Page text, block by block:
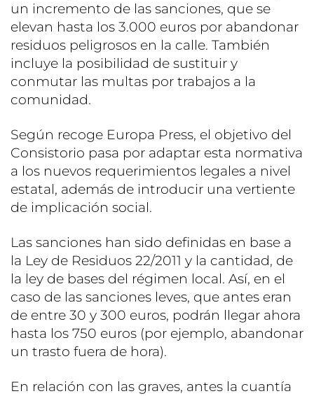
un incremento de las sanciones, que se
elevan hasta los 3.000 euros por abandonar
residuos peligrosos en la calle. También
incluye la posibilidad de sustituir y
conmutar las multas por trabajos a la
comunidad.
Según recoge Europa Press, el objetivo del
Consistorio pasa por adaptar esta normativa
a los nuevos requerimientos legales a nivel
estatal, además de introducir una vertiente
de implicación social.
Las sanciones han sido definidas en base a
la Ley de Residuos 22/2011 y la cantidad, de
la ley de bases del régimen local. Así, en el
caso de las sanciones leves, que antes eran
de entre 30 y 300 euros, podrán llegar ahora
hasta los 750 euros (por ejemplo, abandonar
un trasto fuera de hora).
En relación con las graves, antes la cuantía